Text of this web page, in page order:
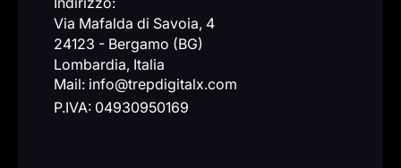
Via Mafalda di Savoia, 4
24123 - Bergamo (BG)
Lombardia, Italia
Mail: info@trepdigitalx.com
P.IVA: 04930950169